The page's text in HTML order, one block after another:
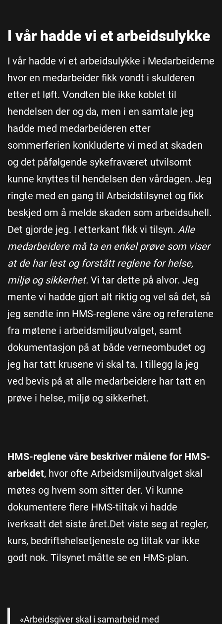
I vår hadde vi et arbeidsulykke
I vår hadde vi et arbeidsulykke i Medarbeiderne
hvor en medarbeider fikk vondt i skulderen
etter et løft. Vondten ble ikke koblet til
hendelsen der og da, men i en samtale jeg
hadde med medarbeideren etter
sommerferien konkluderte vi med at skaden
og det påfølgende sykefraværet utvilsomt
kunne knyttes til hendelsen den vårdagen. Jeg
ringte med en gang til Arbeidstilsynet og fikk
beskjed om å melde skaden som arbeidsuhell.
Det gjorde jeg. I etterkant fikk vi tilsyn. Alle
medarbeidere må ta en enkel prøve som viser
at de har lest og forstått reglene for helse,
miljø og sikkerhet. Vi tar dette på alvor. Jeg
mente vi hadde gjort alt riktig og vel så det, så
jeg sendte inn HMS-reglene våre og referatene
fra møtene i arbeidsmiljøutvalget, samt
dokumentasjon på at både verneombudet og
jeg har tatt krusene vi skal ta. I tillegg la jeg
ved bevis på at alle medarbeidere har tatt en
prøve i helse, miljø og sikkerhet.
HMS-reglene våre beskriver målene for HMS-
arbeidet, hvor ofte Arbeidsmiljøutvalget skal
møtes og hvem som sitter der. Vi kunne
dokumentere flere HMS-tiltak vi hadde
iverksatt det siste året.Det viste seg at regler,
kurs, bedriftshelsetjeneste og tiltak var ikke
godt nok. Tilsynet måtte se en HMS-plan.
«Arbeidsgiver skal i samarbeid med